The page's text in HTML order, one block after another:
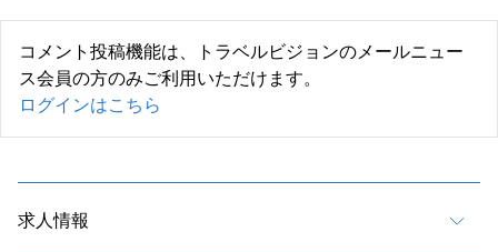
コメント投稿機能は、トラベルビジョンのメールニュー
ス会員の方のみご利用いただけます。
ログインはこちら
求人情報